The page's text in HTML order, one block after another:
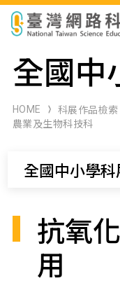
科展作品檢索
科學研習月刊
全國中
HOME 科展作品檢索
農業及生物科技科
全國中小學科
抗氧
用